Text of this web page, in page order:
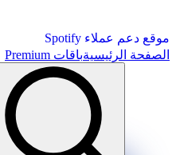
موقع دعم عملاء Spotify
الصفحة الرئيسيةباقات Premium